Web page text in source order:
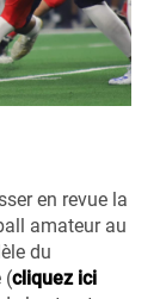
en revue la
amateur au
du
(cliquez ici